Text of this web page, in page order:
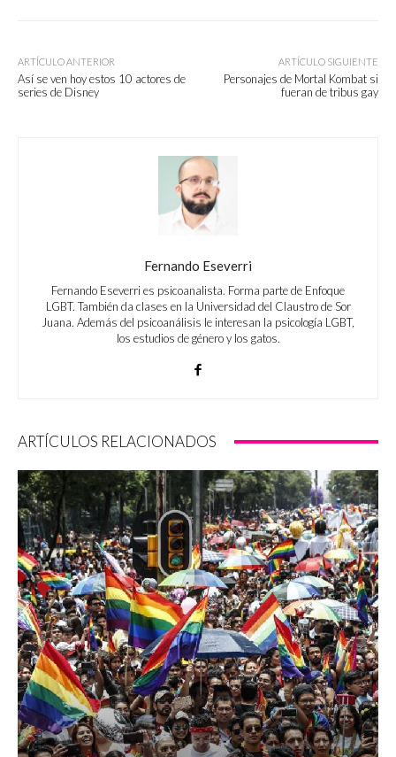
ARTÍCULO ANTERIOR
Así se ven hoy estos 10 actores de
series de Disney
ARTÍCULO SIGUIENTE
Personajes de Mortal Kombat si
fueran de tribus gay
Fernando Eseverri
Fernando Eseverri es psicoanalista. Forma parte de Enfoque
LGBT. También da clases en la Universidad del Claustro de Sor
Juana. Además del psicoanálisis le interesan la psicología LGBT,
los estudios de género y los gatos.
ARTÍCULOS RELACIONADOS